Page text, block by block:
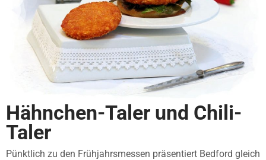
Hähnchen-Taler und Chili-
Taler
Pünktlich zu den Frühjahrsmessen präsentiert Bedford gleich